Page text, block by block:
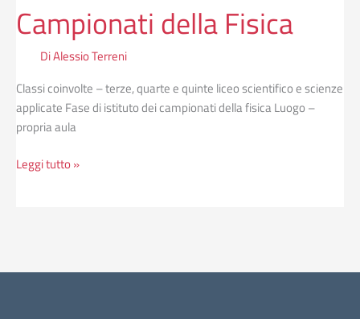
Campionati della Fisica
DiAlessio Terreni
Classi coinvolte – terze, quarte e quinte liceo scientifico e scienze
applicate Fase di istituto dei campionati della fisica Luogo –
propria aula
Leggi tutto »